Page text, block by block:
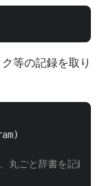
等の記録を取り
)